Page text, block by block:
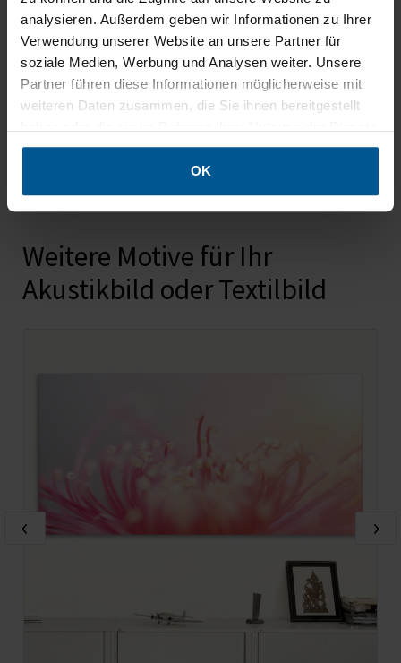
analysieren. Außerdem geben wir Informationen zu Ihrer
Verwendung unserer Website an unsere Partner für
soziale Medien, Werbung und Analysen weiter. Unsere
Partner führen diese Informationen möglicherweise mit
weiteren Daten zusammen, die Sie ihnen bereitgestellt
gesammelt haben.
OK
Weitere Motive für Ihr
Akustikbild oder Textilbild
‹ ›